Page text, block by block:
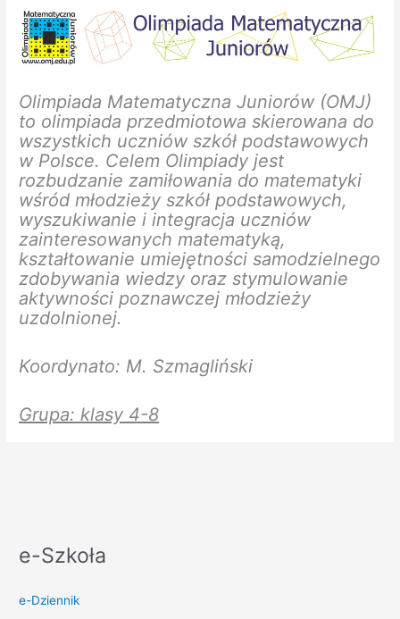
Olimpiada Matematyczna Juniorów (OMJ)
to olimpiada przedmiotowa skierowana do
wszystkich uczniów szkół podstawowych
w Polsce. Celem Olimpiady jest
rozbudzanie zamiłowania do matematyki
wśród młodzieży szkół podstawowych,
wyszukiwanie i integracja uczniów
zainteresowanych matematyką,
kształtowanie umiejętności samodzielnego
zdobywania wiedzy oraz stymulowanie
aktywności poznawczej młodzieży
uzdolnionej.
Koordynato: M. Szmagliński
Grupa: klasy 4-8
e-Szkoła
e-Dziennik